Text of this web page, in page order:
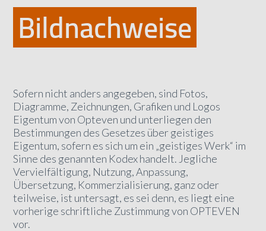
Bildnachweise
Sofern nicht anders angegeben, sind Fotos,
Diagramme, Zeichnungen, Grafiken und Logos
Eigentum von Opteven und unterliegen den
Bestimmungen des Gesetzes über geistiges
Eigentum, sofern es sich um ein „geistiges Werk“ im
Sinne des genannten Kodex handelt. Jegliche
Vervielfältigung, Nutzung, Anpassung,
Übersetzung, Kommerzialisierung, ganz oder
teilweise, ist untersagt, es sei denn, es liegt eine
vorherige schriftliche Zustimmung von OPTEVEN
vor.